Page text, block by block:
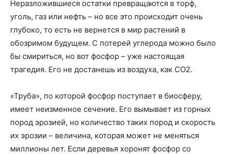
Неразложившиеся остатки превращаются в торф,
уголь, газ или нефть – но все это происходит очень
глубоко, то есть не вернется в мир растений в
обозримом будущем. С потерей углерода можно было
бы смириться, но вот фосфор – уже настоящая
трагедия. Его не достанешь из воздуха, как СО2.
«Труба», по которой фосфор поступает в биосферу,
имеет неизменное сечение. Его вымывает из горных
пород эрозией, но количество таких пород и скорость
их эрозии – величина, которая может не меняться
миллионы лет. Если деревья хоронят фосфор со